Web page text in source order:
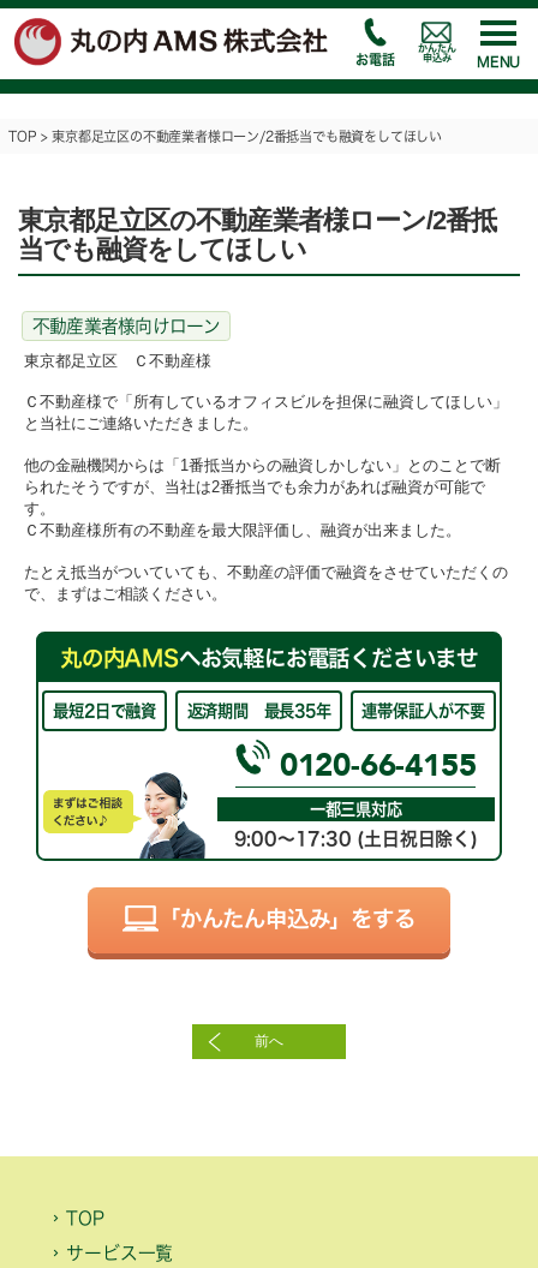
MENU
かんたん
申込み
お電話
TOP>東京都足立区の不動産業者様ローン/2番抵当でも融資をしてほしい
東京都足立区の不動産業者様ローン/2番抵
当でも融資をしてほしい
不動産業者様向けローン
東京都足立区 Ｃ不動産様
Ｃ不動産様で「所有しているオフィスビルを担保に融資してほしい」
と当社にご連絡いただきました。
他の金融機関からは「1番抵当からの融資しかしない」とのことで断
られたそうですが、当社は2番抵当でも余力があれば融資が可能で
す。
Ｃ不動産様所有の不動産を最大限評価し、融資が出来ました。
たとえ抵当がついていても、不動産の評価で融資をさせていただくの
で、まずはご相談ください。
丸の内AMSへお気軽にお電話くださいませ
最短2日で融資 返済期間 最長35年 連帯保証人が不要
0120-66-4155
一都三県対応
9:00～17:30 (土日祝日除く)
「かんたん申込み」をする
前へ
TOP
サービス一覧